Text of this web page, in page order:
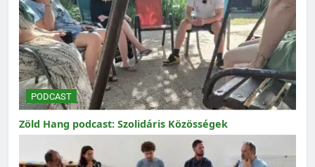
PODCAST
Zöld Hang podcast: Szolidáris Közösségek